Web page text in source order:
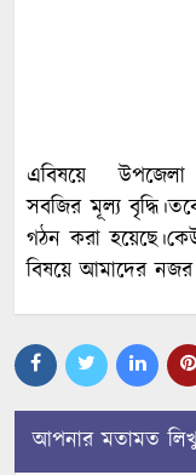
এবিষয়ে উপজেলা
সবজির মূল্য
গঠন করা
বিষয়ে আমাদের নজর
আপনার মতামত